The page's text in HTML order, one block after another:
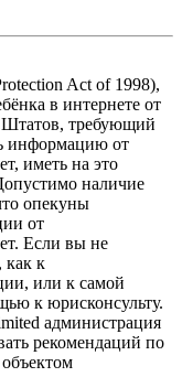
Act of 1998),
в интернете от
требующий
информацию от
иметь на это
наличие
опекуны
от
Если вы не
как к
или к самой
к юрисконсульту.
администрация
рекомендаций по